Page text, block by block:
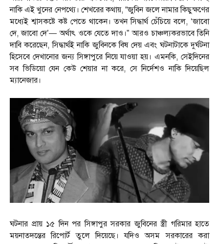
নাকি এই খুনের নেপথ্যে। শেখরের কথায়, “জুবিন জলে নামার কিছুক্ষণের
মধ্যেই শ্বাসকষ্টে কষ্ট পেতে থাকেন। তখন সিদ্ধার্থ চেঁচিয়ে বলে, ‘জাবো
দে, জাবো দে’— অর্থাৎ ওকে যেতে দাও।” আরও চাঞ্চল্যকরভাবে তিনি
দাবি করেছেন, সিদ্ধার্থই নাকি জুবিনকে বিষ দেয় এবং ঘটনাটাকে দুর্ঘটনা
হিসেবে দেখানোর জন্য সিঙ্গাপুরে নিয়ে যাওয়া হয়। এমনকি, সেইদিনের
সব ভিডিয়ো যেন কেউ শেয়ার না করে, সে নির্দেশও নাকি দিয়েছিল
ম্যানেজার।
ঘটনার প্রায় ১৫ দিন পর সিঙ্গাপুর সরকার জুবিনের স্ত্রী গরিমার হাতে
ময়নাতদন্তের রিপোর্ট তুলে দিয়েছে। যদিও অসম সরকারের করা